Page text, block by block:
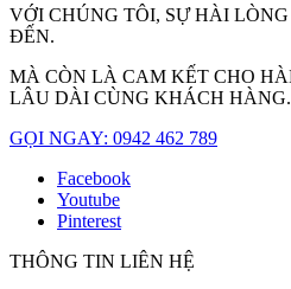
VỚI CHÚNG TÔI, SỰ HÀI
ĐẾN.
MÀ CÒN LÀ CAM KẾT CHO
LÂU DÀI CÙNG KHÁCH HÀNG.
GỌI NGAY: 0942 462 789
Facebook
Youtube
Pinterest
THÔNG TIN LIÊN HỆ